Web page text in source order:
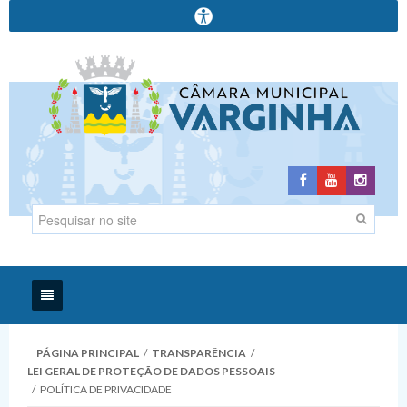
Institucional
PÁGINA PRINCIPAL / TRANSPARÊNCIA /
LEI GERAL DE PROTEÇÃO DE DADOS PESSOAIS
/ POLÍTICA DE PRIVACIDADE